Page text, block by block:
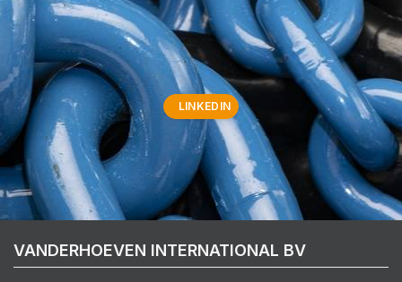
LINKEDIN
VANDERHOEVEN INTERNATIONAL BV